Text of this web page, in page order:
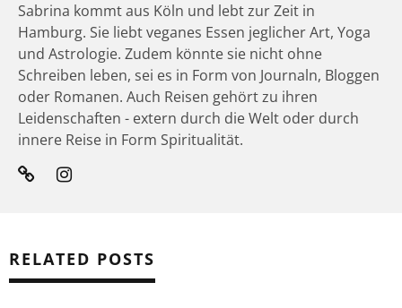
Sabrina kommt aus Köln und lebt zur Zeit in
Hamburg. Sie liebt veganes Essen jeglicher Art, Yoga
und Astrologie. Zudem könnte sie nicht ohne
Schreiben leben, sei es in Form von Journaln, Bloggen
oder Romanen. Auch Reisen gehört zu ihren
Leidenschaften - extern durch die Welt oder durch
innere Reise in Form Spiritualität.
RELATED POSTS